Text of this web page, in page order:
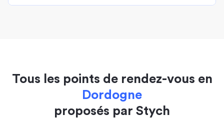
Tous les points de rendez-vous en
Dordogne
proposés par Stych